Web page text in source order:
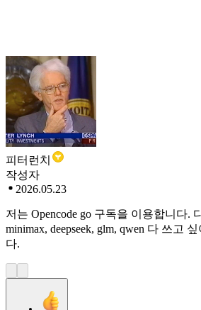
피터런치
작성자
2026.05.23
저는 Opencode go 구독을 이용합니다.
minimax, deepseek, glm, qwen 다 쓰고
다.